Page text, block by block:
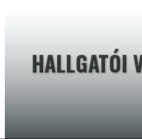
HALLGATÓI